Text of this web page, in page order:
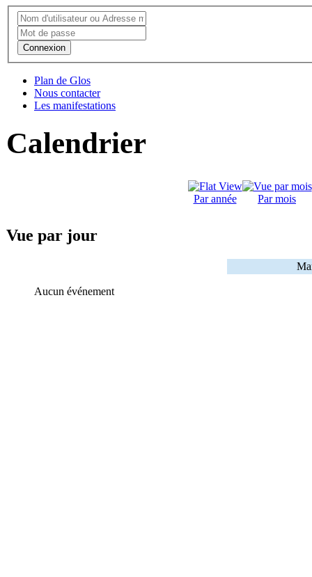
Connexion
Plan de Glos
Nous contacter
Les manifestations
Calendrier
Par année Par mois
Vue par jour
Aucun événement